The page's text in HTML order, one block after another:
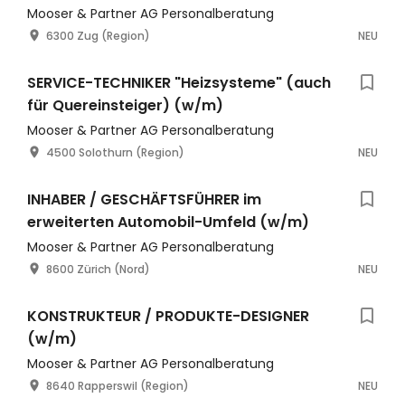
Mooser & Partner AG Personalberatung
6300 Zug (Region) NEU
SERVICE-TECHNIKER "Heizsysteme" (auch
für Quereinsteiger) (w/m)
Mooser & Partner AG Personalberatung
4500 Solothurn (Region) NEU
INHABER / GESCHÄFTSFÜHRER im
erweiterten Automobil-Umfeld (w/m)
Mooser & Partner AG Personalberatung
8600 Zürich (Nord) NEU
KONSTRUKTEUR / PRODUKTE-DESIGNER
(w/m)
Mooser & Partner AG Personalberatung
8640 Rapperswil (Region) NEU